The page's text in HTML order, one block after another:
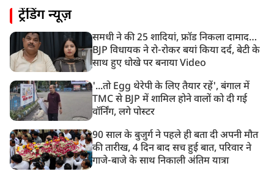
PM मोदी को आया अमेरिकी उपराष्ट्रपति जेडी वेंस का फोन,
8:23 AM
रांची: छात्रों और झारखंड सरकार के बीच आज होगी तीसरे दौर
की बातचीत
ट्रेंडिंग न्यूज़
समधी ने की 25 शादियां, फ्रॉड निकला दामाद…
BJP विधायक ने रो-रोकर बयां किया दर्द, बेटी के
साथ हुए धोखे पर बनाया Video
'...तो Egg थेरेपी के लिए तैयार रहें', बंगाल में
TMC से BJP में शामिल होने वालों को दी गई
वॉर्निंग, लगे पोस्टर
90 साल के बुजुर्ग ने पहले ही बता दी अपनी मौत
की तारीख, 4 दिन बाद सच हुई बात, परिवार ने
गाजे-बाजे के साथ निकाली अंतिम यात्रा